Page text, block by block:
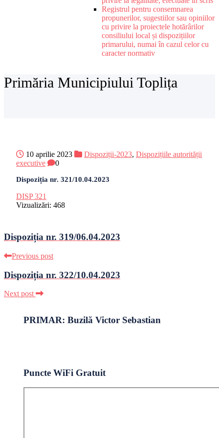
Registrul pentru consemnarea
propunerilor, sugestiilor sau opiniilor
cu privire la proiectele hotărârilor
consiliului local și dispozițiilor
primarului, numai în cazul celor cu
caracter normativ
Primăria Municipiului Toplița
10 aprilie 2023 Dispoziții-2023, Dispozițiile autorității
executive
0
Dispoziția nr. 321/10.04.2023
DISP 321
Vizualizări: 468
Dispoziția nr. 319/06.04.2023
Previous post
Dispoziția nr. 322/10.04.2023
Next post
PRIMAR: Buzilă Victor Sebastian
Puncte WiFi Gratuit